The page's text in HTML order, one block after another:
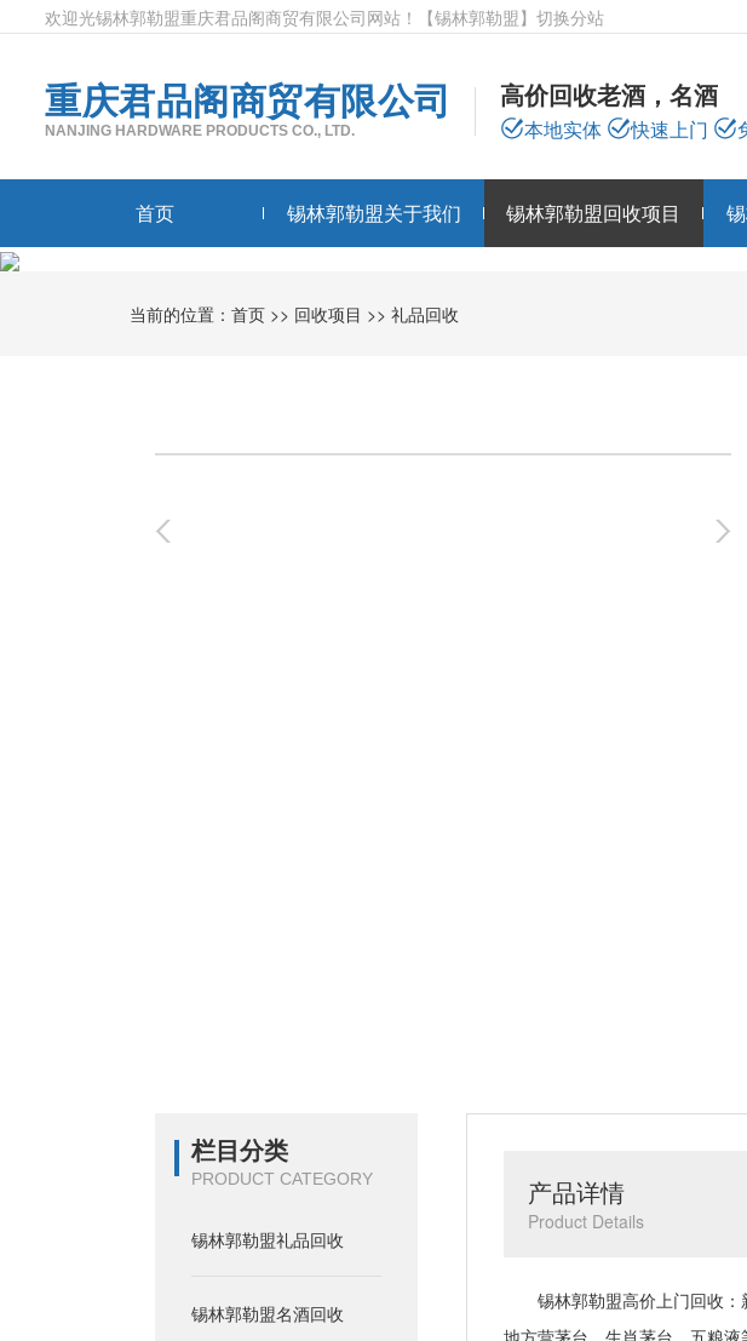
欢迎光锡林郭勒盟重庆君品阁商贸有限公司网站！ 【锡林郭勒盟】 切换分站
重庆君品阁商贸有限公司
NANJING HARDWARE PRODUCTS CO., LTD.
高价回收老酒，名酒
本地实体 快速上门
首页 锡林郭勒盟关于我们 锡林郭勒盟回收项目
当前的位置：首页 >> 回收项目 >>礼品回收
栏目分类
PRODUCT CATEGORY
锡林郭勒盟礼品回收
锡林郭勒盟名酒回收
产品详情
Product Details
锡林郭勒盟高价上门回收：